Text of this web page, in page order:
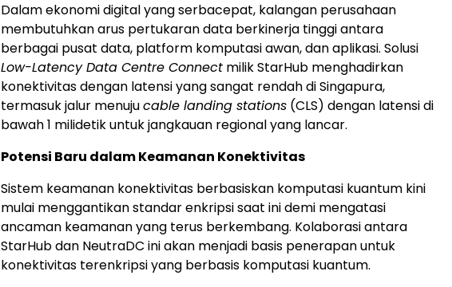
Dalam ekonomi digital yang serbacepat, kalangan perusahaan
membutuhkan arus pertukaran data berkinerja tinggi antara
berbagai pusat data, platform komputasi awan, dan aplikasi. Solusi
Low-Latency Data Centre Connect milik StarHub menghadirkan
konektivitas dengan latensi yang sangat rendah di Singapura,
termasuk jalur menujucable landing stations (CLS) dengan latensi di
bawah 1 milidetik untuk jangkauan regional yang lancar.
Potensi Baru dalam Keamanan Konektivitas
Sistem keamanan konektivitas berbasiskan komputasi kuantum kini
mulai menggantikan standar enkripsi saat ini demi mengatasi
ancaman keamanan yang terus berkembang. Kolaborasi antara
StarHub dan NeutraDC ini akan menjadi basis penerapan untuk
konektivitas terenkripsi yang berbasis komputasi kuantum.